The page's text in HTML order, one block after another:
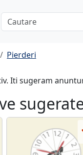
Pierderi
Iti sugeram